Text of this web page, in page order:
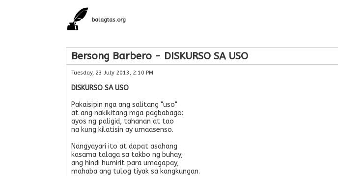
balagtas.org
Bersong Barbero - DISKURSO SA USO
Tuesday, 23 July 2013, 2:10 PM
DISKURSO SA USO
Pakaisipin nga ang salitang "uso"
at ang nakikitang mga pagbabago:
ayos ng paligid, tahanan at tao
na kung kilatisin ay umaasenso.
Nangyayari ito at dapat asahang
kasama talaga sa takbo ng buhay;
ang hindi humirit para umagapay,
mahaba ang tulog tiyak sa kangkungan.